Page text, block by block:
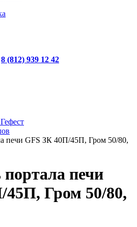
8 (812) 939 12 42
печи GFS ЗК 40П/45П, Гром 50/80,
печи
Гром 50/80,